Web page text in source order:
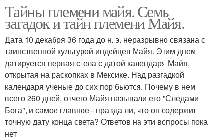
Тайны племени майя. Семь
загадок и тайн племени Майя.
Дата 10 декабря 36 года до н. э. неразрывно связана с
таинственной культурой индейцев Майя. Этим днем
датируется первая стела с датой календаря Майя,
открытая на раскопках в Мексике. Над разгадкой
календаря ученые до сих пор бьются. Почему в нем
всего 260 дней, отчего Майя называли его "Следами
Бога", и самое главное - правда ли, что он содержит
точную дату конца света? Ответов на эти вопросы пока
нет